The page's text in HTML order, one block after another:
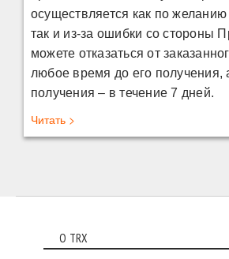
осуществляется как по
так и из-за ошибки со стороны
можете отказаться от
любое время до его получения,
получения – в течение 7 дней.
Читать >
О TRX